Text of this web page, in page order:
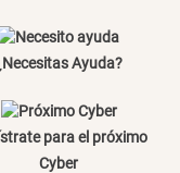
Ayuda?
para el próximo
Cyber
de Plástico Color 8 Lt
cm